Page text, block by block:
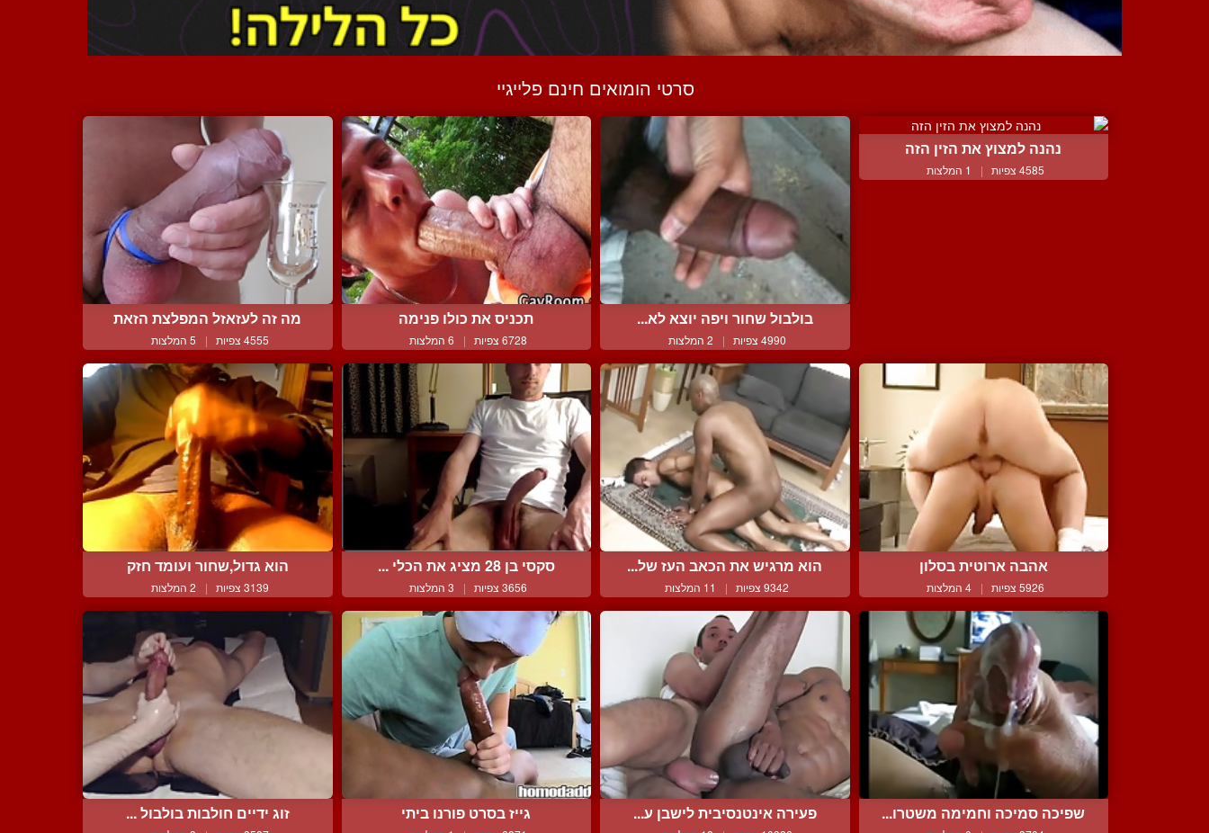
סרטי הומואים חינם פלייגיי
נהנה למצוץ את הזין הזה
4585 צפיות | 1 המלצות
בולבול שחור ויפה יוצא לא...
4990 צפיות | 2 המלצות
תכניס את כולו פנימה
6728 צפיות | 6 המלצות
מה זה לעזאזל המפלצת הזאת
4555 צפיות | 5 המלצות
אהבה ארוטית בסלון
5926 צפיות | 4 המלצות
הוא מרגיש את הכאב העז של...
9342 צפיות | 11 המלצות
סקסי בן 28 מציג את הכלי ...
3656 צפיות | 3 המלצות
הוא גדול,שחור ועומד חזק
3139 צפיות | 2 המלצות
שפיכה סמיכה וחמימה משטרו... פעירה אינטנסיבית לישבן ע... גייז בסרט פורנו ביתי זוג ידיים חולבות בולבול ...